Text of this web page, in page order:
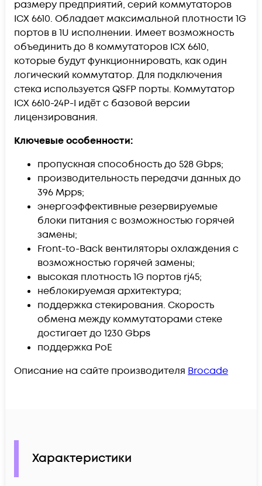
размеру предприятий, серий коммутаторов
ICX 6610. Обладает максимальной плотности 1G
портов в 1U исполнении. Имеет возможность
объединить до 8 коммутаторов ICX 6610,
которые будут функционнировать, как один
логический коммутатор. Для подключения
стека используется QSFP порты. Коммутатор
ICX 6610-24P-I идёт с базовой версии
лицензирования.
Ключевые особенности:
пропускная способность до 528 Gbps;
производительность передачи данных до
396 Mpps;
энергоэффективные резервируемые
блоки питания с возможностью горячей
замены;
Front-to-Back вентиляторы охлаждения с
возможностью горячей замены;
высокая плотность 1G портов rj45;
неблокируемая архитектура;
поддержка стекирования. Скорость
обмена между коммутаторами стеке
достигает до 1230 Gbps
поддержка PoE
Описание на сайте производителя Brocade
Характеристики